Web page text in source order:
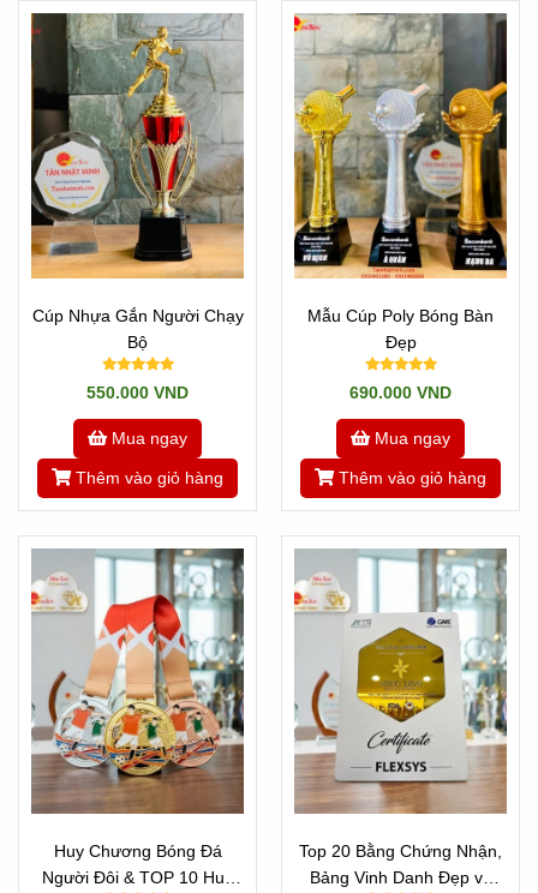
Cúp Nhựa Gắn Người Chạy
Bộ
550.000 VND
Mua ngay
Thêm vào giỏ hàng
Mẫu Cúp Poly Bóng Bàn
Đẹp
690.000 VND
Mua ngay
Thêm vào giỏ hàng
Huy Chương Bóng Đá
Người Đôi & TOP 10 Huy
Top 20 Bằng Chứng Nhận,
Bảng Vinh Danh Đẹp và